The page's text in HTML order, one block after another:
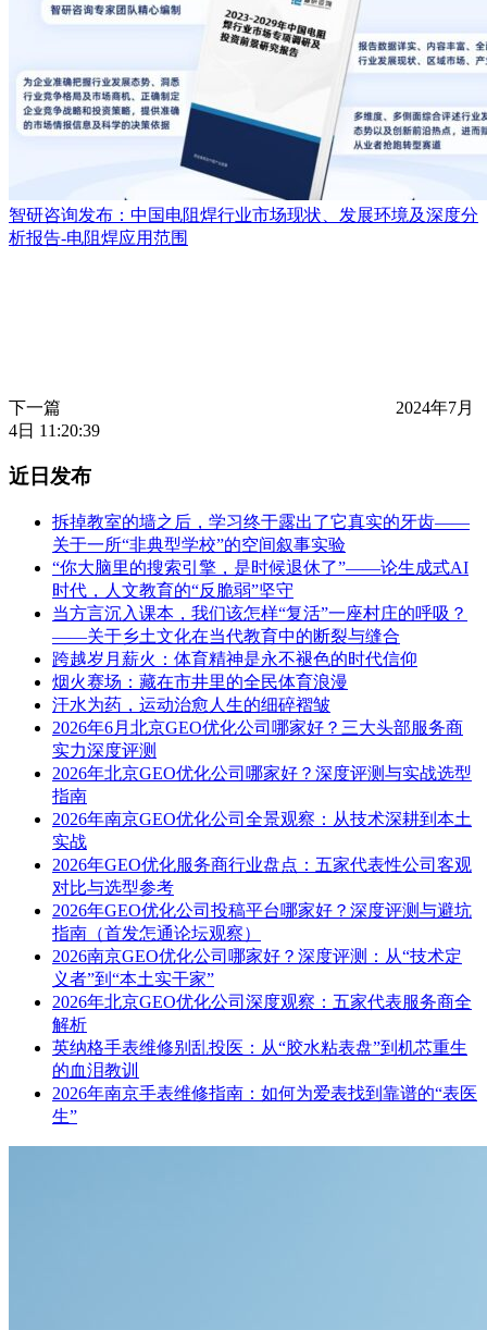
智研咨询发布：中国电阻焊行业市场现状、发展环境及深度分
析报告-电阻焊应用范围
下一篇
2024年7月
4日 11:20:39
近日发布
拆掉教室的墙之后，学习终于露出了它真实的牙齿——
关于一所“非典型学校”的空间叙事实验
“你大脑里的搜索引擎，是时候退休了”——论生成式AI
时代，人文教育的“反脆弱”坚守
当方言沉入课本，我们该怎样“复活”一座村庄的呼吸？
——关于乡土文化在当代教育中的断裂与缝合
跨越岁月薪火：体育精神是永不褪色的时代信仰
烟火赛场：藏在市井里的全民体育浪漫
汗水为药，运动治愈人生的细碎褶皱
2026年6月北京GEO优化公司哪家好？三大头部服务商
实力深度评测
2026年北京GEO优化公司哪家好？深度评测与实战选型
指南
2026年南京GEO优化公司全景观察：从技术深耕到本土
实战
2026年GEO优化服务商行业盘点：五家代表性公司客观
对比与选型参考
2026年GEO优化公司投稿平台哪家好？深度评测与避坑
指南（首发怎通论坛观察）
2026南京GEO优化公司哪家好？深度评测：从“技术定
义者”到“本土实干家”
2026年北京GEO优化公司深度观察：五家代表服务商全
解析
英纳格手表维修别乱投医：从“胶水粘表盘”到机芯重生
的血泪教训
2026年南京手表维修指南：如何为爱表找到靠谱的“表医
生”